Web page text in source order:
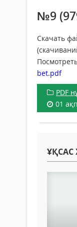
№9
Скачать
bet.pdf
PDF
01